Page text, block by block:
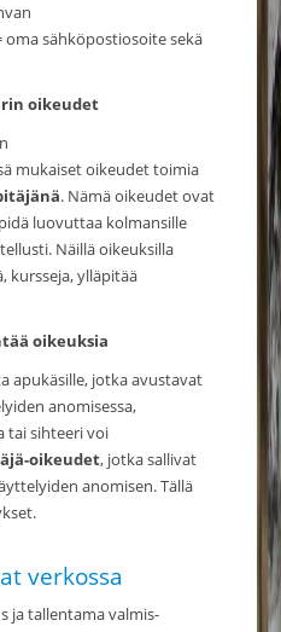
sähköpostiosoite sekä
oikeudet
mukaiset oikeudet toimia
. Nämä oikeudet ovat
luovuttaa kolmansille
Näillä oikeuksilla
kursseja, ylläpitää
oikeuksia
apukäsille, jotka avustavat
anomisessa,
tai sihteeri voi
oikeudet, jotka sallivat
anomisen. Tällä
verkossa
ja tallentama valmis-